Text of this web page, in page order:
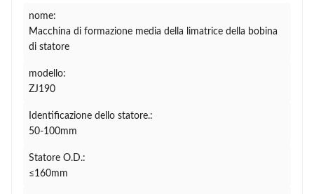
nome:
Macchina di formazione media della limatrice della bobina
di statore
modello:
ZJ190
Identificazione dello statore.:
50-100mm
Statore O.D.:
≤160mm